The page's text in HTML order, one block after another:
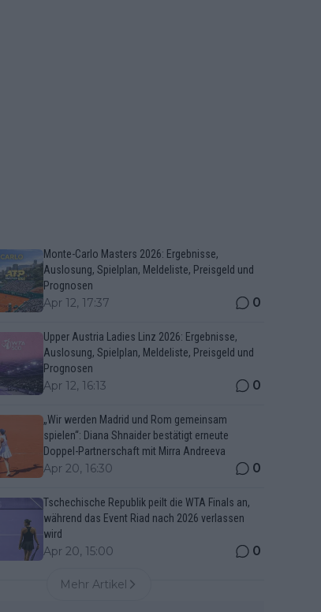
Monte-Carlo Masters 2026: Ergebnisse,
Auslosung, Spielplan, Meldeliste, Preisgeld und
Prognosen
Apr 12, 17:37 0
Upper Austria Ladies Linz 2026: Ergebnisse,
Auslosung, Spielplan, Meldeliste, Preisgeld und
Prognosen
Apr 12, 16:13 0
„Wir werden Madrid und Rom gemeinsam
spielen“: Diana Shnaider bestätigt erneute
Doppel-Partnerschaft mit Mirra Andreeva
Apr 20, 16:30 0
Tschechische Republik peilt die WTA Finals an,
während das Event Riad nach 2026 verlassen
wird
Apr 20, 15:00 0
Mehr Artikel